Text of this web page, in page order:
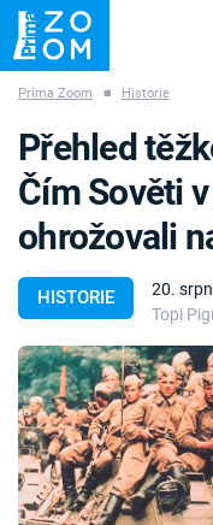
ZÁHADY VETŘELCI
Témata
Témata
Pořady
TV Program
Prima Zoom ■ Historie
HISTORIE
20.
Topi
Přehled
Čím Sověti
ohrožovali